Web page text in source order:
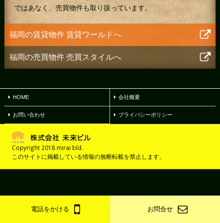
電話をかける お問合せ
ではあなく、売買物件も取り扱っています。
福岡の賃貸物件賃貸ワールドへ
福岡の売買物件売買スタイルへ
HOME 会社概要
お問い合わせ プライバシーポリシー
Copyright 2018 mirai bld.
このサイトに掲載している情報の無断転載を禁止します。